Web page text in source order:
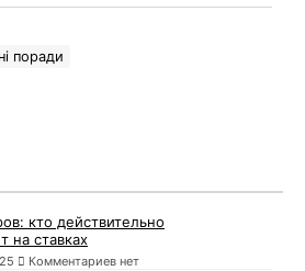
поради
кто действительно
на ставках
Комментариев нет